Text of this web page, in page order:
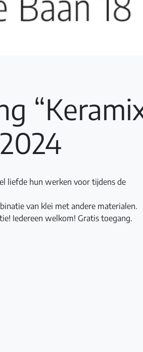
liefde hun werken voor tijdens de
van klei met andere materialen.
Iedereen welkom! Gratis toegang.